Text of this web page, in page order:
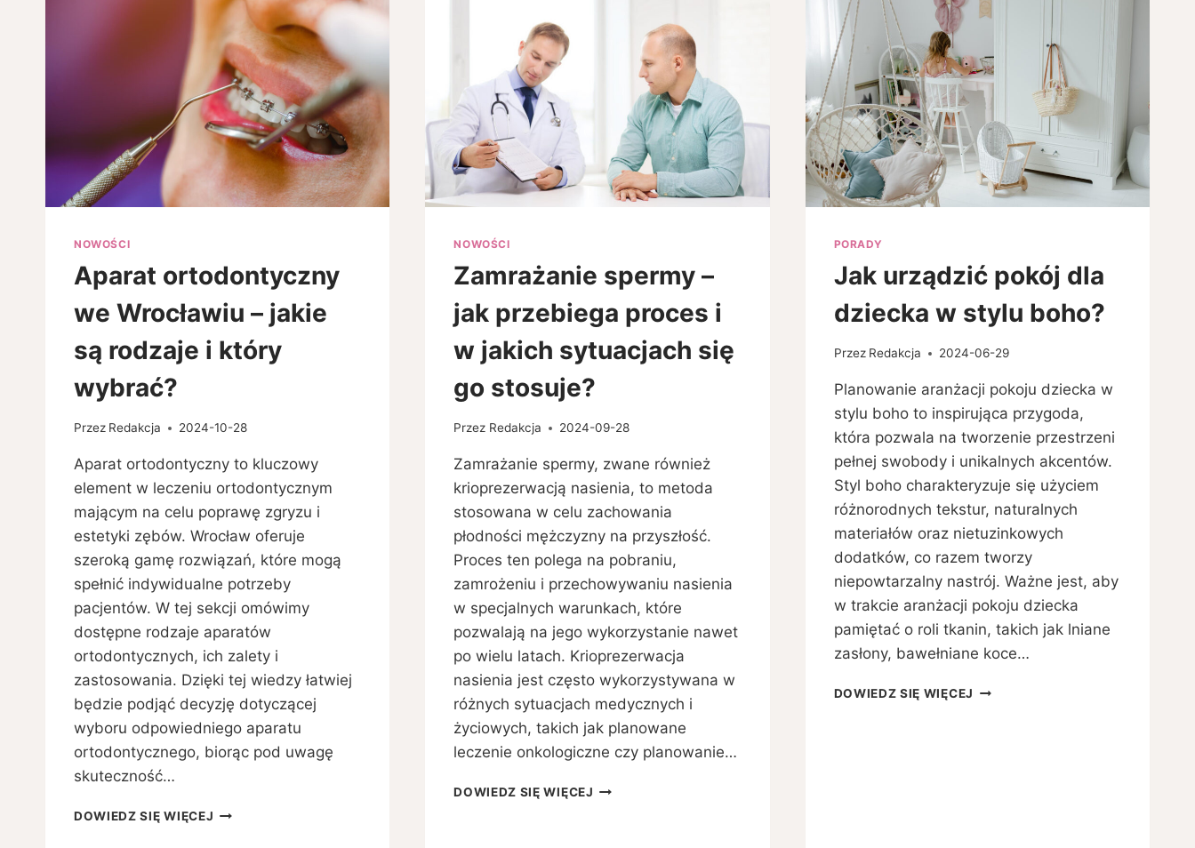
BEZPIECZEŃSTWA
NOWOŚCI
Aparat ortodontyczny
we Wrocławiu – jakie
są rodzaje i który
wybrać?
Przez Redakcja 2024-10-28
Aparat ortodontyczny to kluczowy
element w leczeniu ortodontycznym
mającym na celu poprawę zgryzu i
estetyki zębów. Wrocław oferuje
szeroką gamę rozwiązań, które mogą
spełnić indywidualne potrzeby
pacjentów. W tej sekcji omówimy
dostępne rodzaje aparatów
ortodontycznych, ich zalety i
zastosowania. Dzięki tej wiedzy łatwiej
będzie podjąć decyzję dotyczącej
wyboru odpowiedniego aparatu
ortodontycznego, biorąc pod uwagę
skuteczność…
DOWIEDZ SIĘ WIĘCEJ APARAT
NOWOŚCI
Zamrażanie spermy –
jak przebiega proces i
w jakich sytuacjach się
go stosuje?
Przez Redakcja 2024-09-28
Zamrażanie spermy, zwane również
krioprezerwacją nasienia, to metoda
stosowana w celu zachowania
płodności mężczyzny na przyszłość.
Proces ten polega na pobraniu,
zamrożeniu i przechowywaniu nasienia
w specjalnych warunkach, które
pozwalają na jego wykorzystanie nawet
po wielu latach. Krioprezerwacja
nasienia jest często wykorzystywana w
różnych sytuacjach medycznych i
życiowych, takich jak planowane
leczenie onkologiczne czy planowanie…
DOWIEDZ SIĘ WIĘCEJ ZAMRAŻANIE
PORADY
Jak urządzić pokój dla
dziecka w stylu boho?
Przez Redakcja 2024-06-29
Planowanie aranżacji pokoju dziecka w
stylu boho to inspirująca przygoda,
która pozwala na tworzenie przestrzeni
pełnej swobody i unikalnych akcentów.
Styl boho charakteryzuje się użyciem
różnorodnych tekstur, naturalnych
materiałów oraz nietuzinkowych
dodatków, co razem tworzy
niepowtarzalny nastrój. Ważne jest, aby
w trakcie aranżacji pokoju dziecka
pamiętać o roli tkanin, takich jak lniane
zasłony, bawełniane koce…
DOWIEDZ SIĘ WIĘCEJ JAK